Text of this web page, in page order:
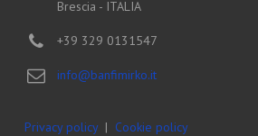
Brescia - ITALIA
+39 329 0131547
info@banfimirko.it
Privacy policy| Cookie policy